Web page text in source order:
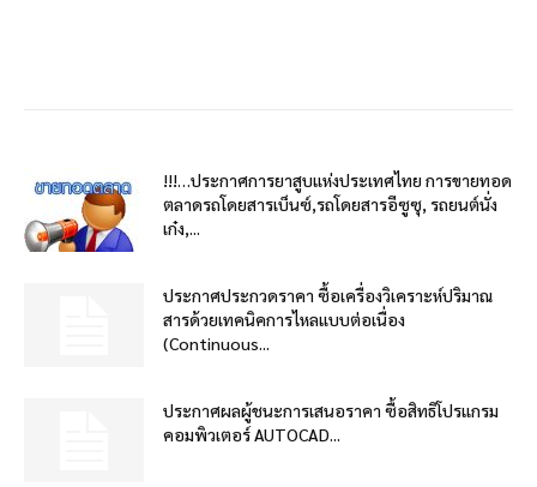
!!!…ประกาศการยาสูบแห่งประเทศไทย การขายทอด
ตลาดรถโดยสารเบ็นซ์,รถโดยสารอีซูซุ, รถยนต์นั่ง
เก๋ง,...
ประกาศประกวดราคา ซื้อเครื่องวิเคราะห์ปริมาณ
สารด้วยเทคนิคการไหลแบบต่อเนื่อง
(Continuous...
ประกาศผลผู้ชนะการเสนอราคา ซื้อสิทธิโปรแกรม
คอมพิวเตอร์ AUTOCAD...